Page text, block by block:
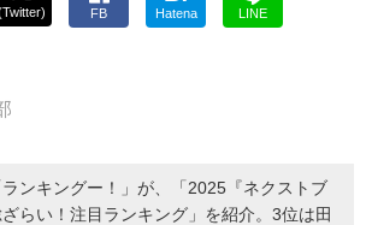
FB Hatena LINE
ンキングー！」が、「2025『ネクストブ
らい！注目ランキング」を紹介。3位は田